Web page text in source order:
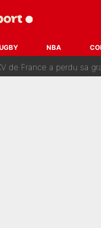
NBA
pas pu empêcher son départ,
Achraf Hakimi
de France a perdu sa